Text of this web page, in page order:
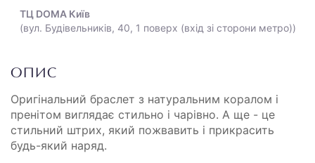
ТЦ DOMA Київ
(вул. Будівельників, 40, 1 поверх (вхід зі сторони метро))
ОПИС
Оригінальний браслет з натуральним коралом і
пренітом виглядає стильно і чарівно. А ще - це
стильний штрих, який пожвавить і прикрасить
будь-який наряд.